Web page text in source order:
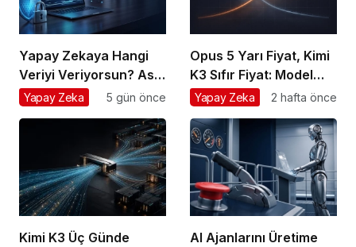
Yapay Zekaya Hangi
Veriyi Veriyorsun? Asıl
Risk Ürettiğin Değil,
Yapay Zeka 5 gün önce
Opus 5 Yarı Fiyat, Kimi
K3 Sıfır Fiyat: Model
Artık Rekabet Avantajın
Yapay Zeka 2 hafta önce
Kimi K3 Üç Günde
AI Ajanlarını Üretime